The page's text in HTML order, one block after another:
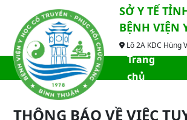
SỞ Y TẾ
BỆNH VIỆN
Lô 2A KDC Hùng
Trang
chủ
THÔNG BÁO VỀ VIỆC